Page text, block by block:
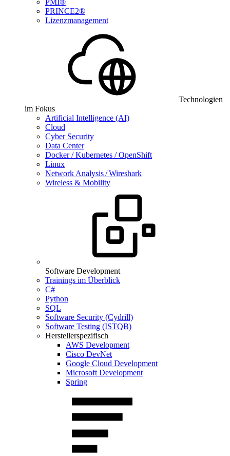
PMI®
PRINCE2®
Lizenzmanagement
Technologien
im Fokus
Artificial Intelligence (AI)
Cloud
Cyber Security
Data Center
Docker / Kubernetes / OpenShift
Linux
Network Analysis / Wireshark
Wireless & Mobility
Software Development
Trainings im Überblick
C#
Python
SQL
Software Security (Cydrill)
Software Testing (ISTQB)
Herstellerspezifisch
AWS Development
Cisco DevNet
Google Cloud Development
Microsoft Development
Spring